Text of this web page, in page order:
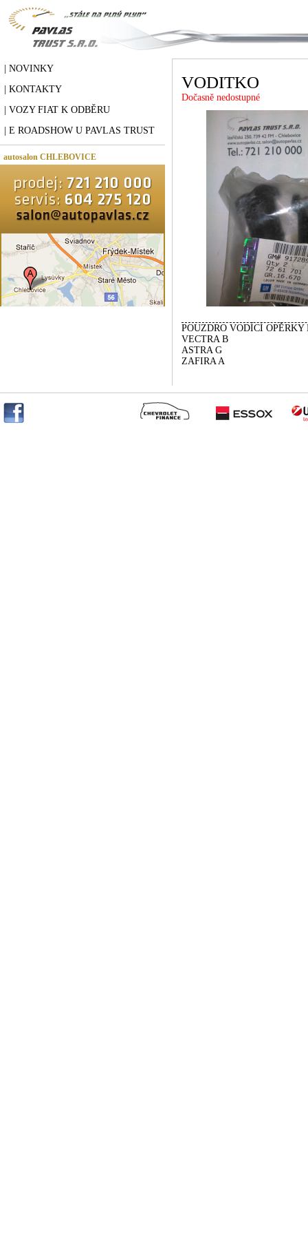
| NOVINKY
| KONTAKTY
| VOZY FIAT K ODBĚRU
| E ROADSHOW U PAVLAS TRUST
autosalon CHLEBOVICE
VODITKO
Dočasně nedostupné
POUZDRO VODÍCÍ OPĚRKY
VECTRA B
ASTRA G
ZAFIRA A